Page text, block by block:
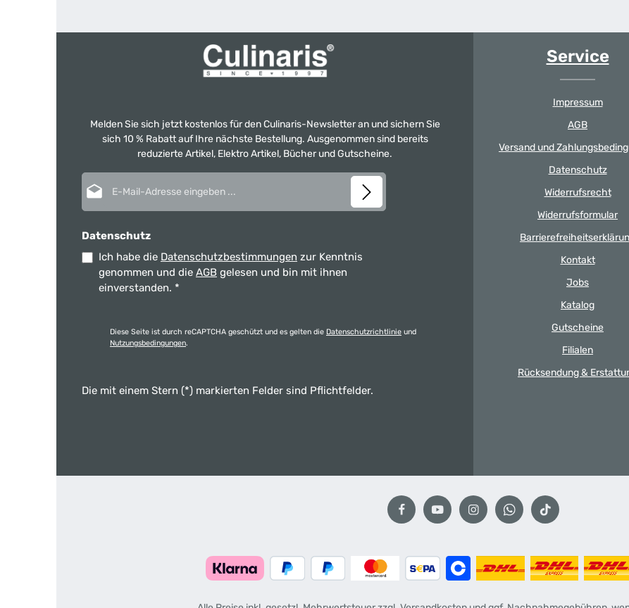
Melden Sie sich jetzt kostenlos für den Culinaris-Newsletter an und sichern Sie
sich 10 % Rabatt auf Ihre nächste Bestellung. Ausgenommen sind bereits
reduzierte Artikel, Elektro Artikel, Bücher und Gutscheine.
Datenschutz
Ich habe die Datenschutzbestimmungen zur Kenntnis
genommen und die AGB gelesen und bin mit ihnen
einverstanden. *
Diese Seite ist durch reCAPTCHA geschützt und es gelten die Datenschutzrichtlinie und
Nutzungsbedingungen.
Die mit einem Stern (*) markierten Felder sind Pflichtfelder.
Service
Impressum
AGB
Versand und
Datenschutz
Widerrufsrecht
Widerrufsformular
Kontakt
Jobs
Katalog
Gutscheine
Filialen
Rücksendung &